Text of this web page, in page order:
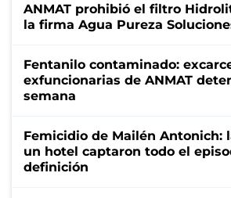
ANMAT prohibió el filtro
la firma Agua Pureza
Fentanilo contaminado:
exfuncionarias de ANMAT
semana
Femicidio de Mailén Antonich:
un hotel captaron todo el
definición